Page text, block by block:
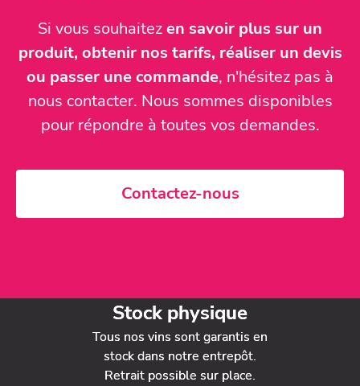
Si vous souhaitezen savoir plus sur un
produit, obtenir nos tarifs, réaliser un devis
ou passer une commande, n'hésitez pas à
nous contacter. Nous sommes disponibles
pour répondre à toutes vos demandes.
Contactez-nous
Stock physique
Tous nos vins sont garantis en
stock dans notre entrepôt.
Retrait possible sur place.